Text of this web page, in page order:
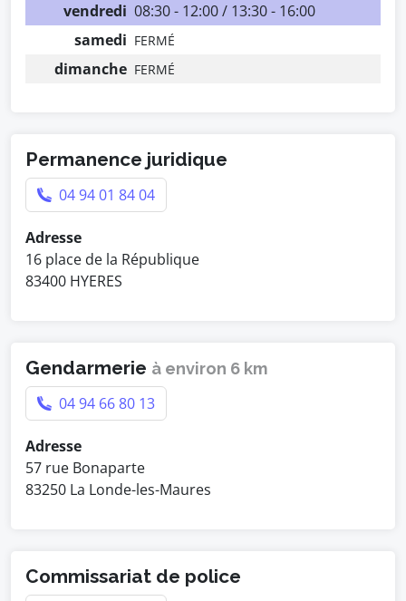
vendredi 08:30 - 12:00 / 13:30 - 16:00
samedi FERMÉ
dimanche FERMÉ
Permanence juridique
04 94 01 84 04
Adresse
16 place de la République
83400 HYERES
Gendarmerie à environ 6 km
04 94 66 80 13
Adresse
57 rue Bonaparte
83250 La Londe-les-Maures
Commissariat de police